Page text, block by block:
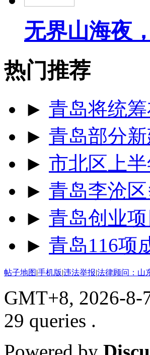
无界山海夜
热门推荐
► 青岛将统
► 青岛部分
► 市北区上
► 青岛李沧
► 青岛创业
► 青岛116项
帖子地图|手机版|违法举报|法律顾问：山
GMT+8, 2026-8-
29 queries .